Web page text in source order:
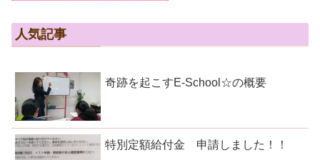
人気記事
奇跡を起こすE-School☆の概要
特別定額給付金 申請しました！！